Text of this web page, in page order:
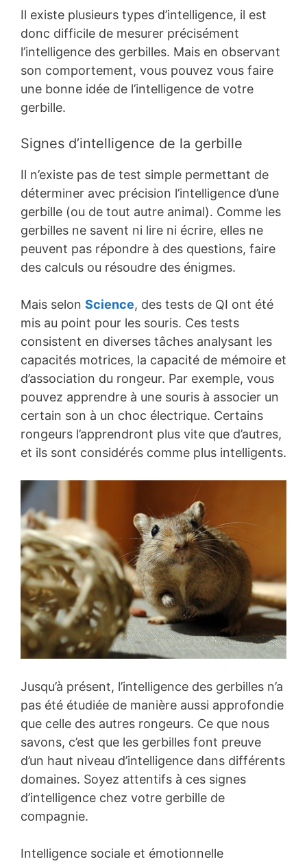
Il existe plusieurs types d’intelligence, il est
donc difficile de mesurer précisément
l’intelligence des gerbilles. Mais en observant
son comportement, vous pouvez vous faire
une bonne idée de l’intelligence de votre
gerbille.
Signes d’intelligence de la gerbille
Il n’existe pas de test simple permettant de
déterminer avec précision l’intelligence d’une
gerbille (ou de tout autre animal). Comme les
gerbilles ne savent ni lire ni écrire, elles ne
peuvent pas répondre à des questions, faire
des calculs ou résoudre des énigmes.
Mais selon Science, des tests de QI ont été
mis au point pour les souris. Ces tests
consistent en diverses tâches analysant les
capacités motrices, la capacité de mémoire et
d’association du rongeur. Par exemple, vous
pouvez apprendre à une souris à associer un
certain son à un choc électrique. Certains
rongeurs l’apprendront plus vite que d’autres,
et ils sont considérés comme plus intelligents.
Jusqu’à présent, l’intelligence des gerbilles n’a
pas été étudiée de manière aussi approfondie
que celle des autres rongeurs. Ce que nous
savons, c’est que les gerbilles font preuve
d’un haut niveau d’intelligence dans différents
domaines. Soyez attentifs à ces signes
d’intelligence chez votre gerbille de
compagnie.
Intelligence sociale et émotionnelle